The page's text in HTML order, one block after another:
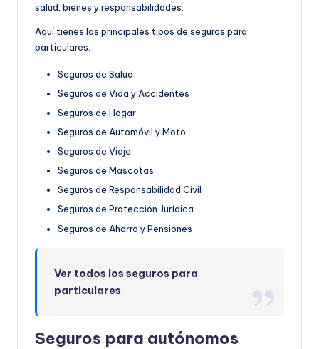
salud, bienes y responsabilidades.
Aquí tienes los principales tipos de seguros para
particulares:
Seguros de Salud
Seguros de Vida y Accidentes
Seguros de Hogar
Seguros de Automóvil y Moto
Seguros de Viaje
Seguros de Mascotas
Seguros de Responsabilidad Civil
Seguros de Protección Jurídica
Seguros de Ahorro y Pensiones
Ver todos los seguros para
particulares
Seguros para autónomos